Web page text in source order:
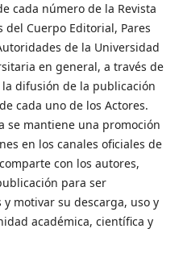
cada número de la Revista
del Cuerpo Editorial, Pares
de la Universidad
en general, a través de
difusión de la publicación
cada uno de los Actores.
se mantiene una promoción
en los canales oficiales de
con los autores,
para ser
motivar su descarga, uso y
académica, científica y